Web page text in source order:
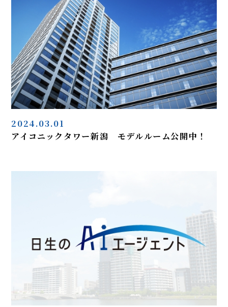
2024.03.01
アイコニックタワー新潟 モデルルーム公開中！